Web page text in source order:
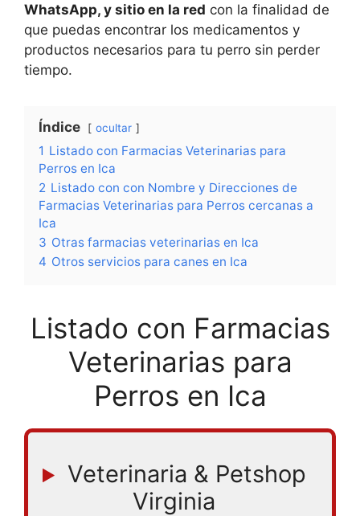
WhatsApp, y sitio en la red con la finalidad de
que puedas encontrar los medicamentos y
productos necesarios para tu perro sin perder
tiempo.
Índice ocultar
1 Listado con Farmacias Veterinarias para
Perros en Ica
2 Listado con con Nombre y Direcciones de
Farmacias Veterinarias para Perros cercanas a
Ica
3 Otras farmacias veterinarias en Ica
4 Otros servicios para canes en Ica
Listado con Farmacias
Veterinarias para
Perros en Ica
Veterinaria & Petshop
Virginia